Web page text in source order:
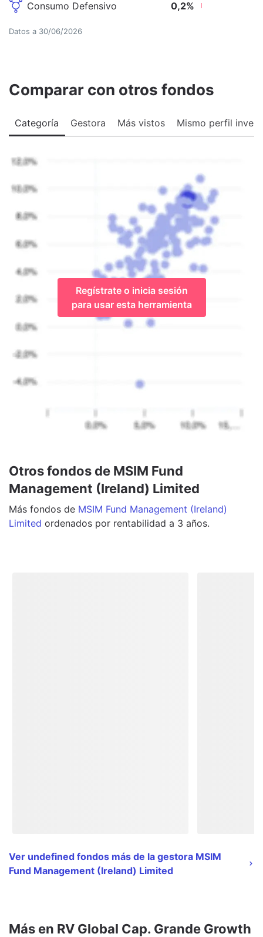
Consumo Defensivo 0,2%
Datos a 30/06/2026
Comparar con otros fondos
Categoría Gestora Más vistos Mismo perfil
Regístrate o inicia sesión
para usar esta herramienta
Otros fondos de MSIM Fund
Management (Ireland) Limited
Más fondos de MSIM Fund Management (Ireland)
Limited ordenados por rentabilidad a 3 años.
Ver undefined fondos más de la gestora MSIM
Fund Management (Ireland) Limited
Más en RV Global Cap. Grande Growth